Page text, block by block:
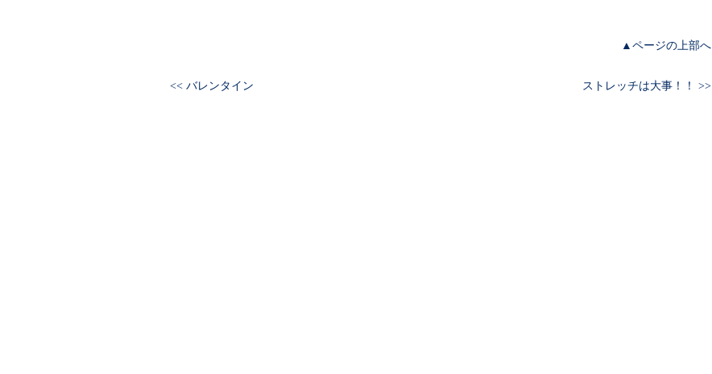
▲ページの上部へ
<< バレンタイン ストレッチは大事！！ >>